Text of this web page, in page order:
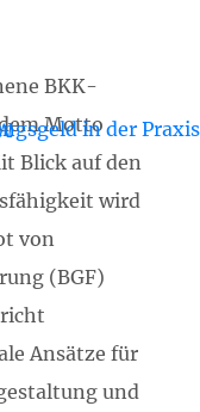
BKK-
Motto
Blick auf den
wird
von
(BGF)
Ansätze für
und
in der Praxis